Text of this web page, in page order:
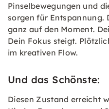
Pinselbewegungen und
sorgen für Entspannung.
ganz auf den Moment.
Dein Fokus steigt.
im kreativen Flow.
Und das Schönste:
Diesen Zustand erreicht